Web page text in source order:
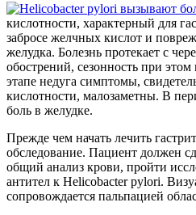
кислотности, характерный для
забросе желчных кислот и
желудка. Болезнь протекает с
обострений, сезонность при
этапе недуга симптомы,
кислотности, малозаметны. В
боль в желудке.
Прежде чем начать лечить
обследование. Пациент должен
общий анализ крови, пройти
антител к Helicobacter pylori.
сопровождается пальпацией